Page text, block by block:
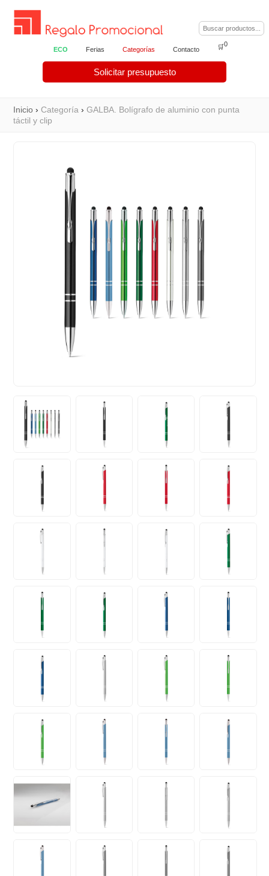
ECO Ferias Categorías Contacto
Solicitar presupuesto
🛒0
Inicio ›Categoría ›GALBA. Bolígrafo de aluminio con punta
táctil y clip